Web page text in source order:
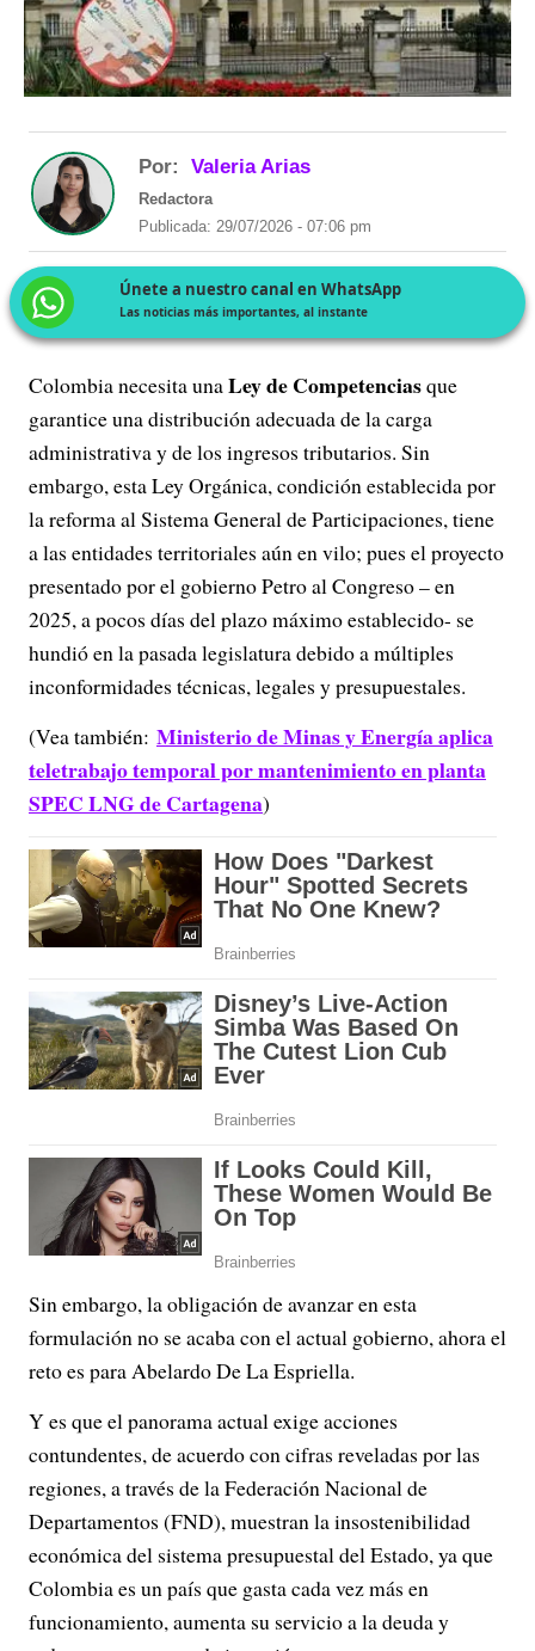
Por: Valeria Arias
Redactora
Publicada: 29/07/2026 - 07:06 pm
Únete a nuestro canal en WhatsApp
Las noticias más importantes, al instante
Colombia necesita unaLey de Competenciasque
garantice una distribución adecuada de la carga
administrativa y de los ingresos tributarios. Sin
embargo, esta Ley Orgánica, condición establecida por
la reforma al Sistema General de Participaciones, tiene
a las entidades territoriales aún en vilo; pues el proyecto
presentado por el gobierno Petro al Congreso – en
2025, a pocos días del plazo máximo establecido- se
hundió en la pasada legislatura debido a múltiples
inconformidades técnicas, legales y presupuestales.
(Vea también: Ministerio de Minas y Energía aplica
teletrabajo temporal por mantenimiento en planta
SPEC LNG de Cartagena)
Sin embargo, la obligación de avanzar en esta
formulación no se acaba con el actual gobierno, ahora el
reto es para Abelardo De La Espriella.
Y es que el panorama actual exige acciones
contundentes, de acuerdo con cifras reveladas por las
regiones, a través de la Federación Nacional de
Departamentos (FND), muestran la insostenibilidad
económica del sistema presupuestal del Estado, ya que
Colombia es un país que gasta cada vez más en
funcionamiento, aumenta su servicio a la deuda y